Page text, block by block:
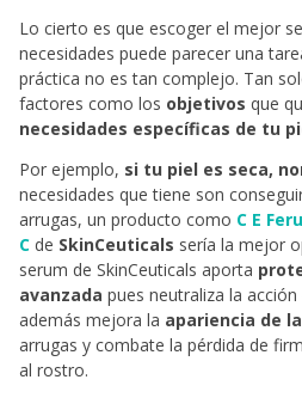
Lo cierto es que escoger el mejor
necesidades puede parecer una
práctica no es tan complejo. Tan
factores como los objetivos que
necesidades específicas de tu
Por ejemplo, si tu piel es seca,
necesidades que tiene son
arrugas, un producto como C E
C de SkinCeuticals sería la mejor
serum de SkinCeuticals aporta
avanzada pues neutraliza la acción
además mejora la apariencia de
arrugas y combate la pérdida de
al rostro.